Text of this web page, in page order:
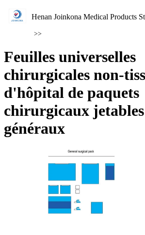
Henan Joinkona Medical Products
>>
Feuilles universelles
chirurgicales non-
d'hôpital de paquets
chirurgicaux
généraux